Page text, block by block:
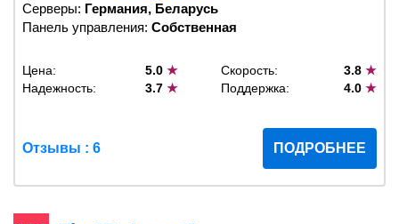
Серверы: Германия, Беларусь
Панель управления: Собственная
Цена: 5.0★ Скорость: 3.8 ★
Надежность:
3.7★ Поддержка: 4.0 ★
Отзывы : 6 ПОДРОБНЕЕ